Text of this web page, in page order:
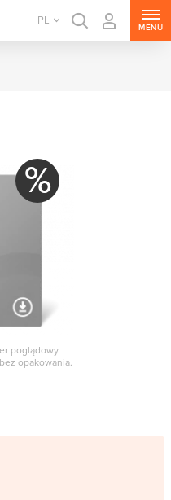
PL
MENU
poglądowy.
opakowania.
%